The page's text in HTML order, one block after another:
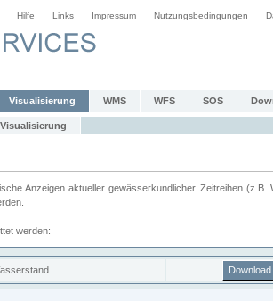
Hilfe Links Impressum Nutzungsbedingungen
Visualisierung WMS WFS SOS
Anzeigen aktueller gewässerkundlicher Zeitreihen
werden: